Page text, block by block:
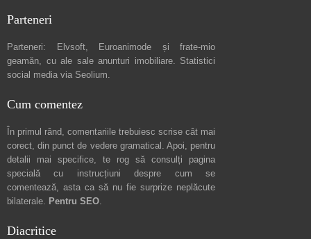
Parteneri
Parteneri: Elvsoft, Euroanimode și frate-mio
geamăn, cu ale sale anunturi imobiliare. Statistici
social media via Seolium.
Cum comentez
În primul rând, comentariile trebuiesc scrise cât mai
corect, din punct de vedere gramatical. Apoi, pentru
detalii mai specifice, te rog să consulți pagina
specială cu instrucțiuni despre cum se
comentează, asta ca să nu fie surprize neplăcute
bilaterale. Pentru SEO.
Diacritice